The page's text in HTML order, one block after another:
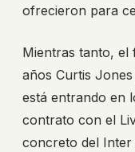
ofrecieron para
Mientras tanto, el
años Curtis
está entrando en
contrato con el
concreto del Inter